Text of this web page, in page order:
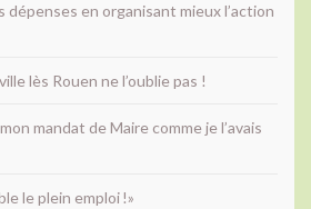
dépenses en organisant mieux l’action
lès Rouen ne l’oublie pas !
mandat de Maire comme je l’avais
le plein emploi !»